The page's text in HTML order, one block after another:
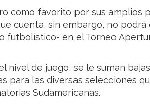
como favorito por sus amplios
cuenta, sin embargo, no podrá
futbolístico- en el Torneo
nivel de juego, se le suman
para las diversas selecciones
Sudamericanas.